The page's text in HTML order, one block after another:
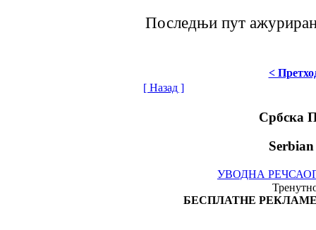
Последњи пут
<
[ Назад ]
Србска
УВОДНА РЕЧ
БЕСПЛАТНЕ